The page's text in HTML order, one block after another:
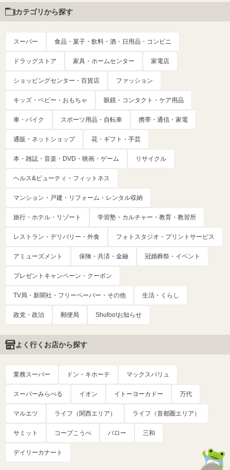
カテゴリから探す
スーパー 食品・菓子・飲料・酒・日用品・コンビニ
ドラッグストア 家具・ホームセンター 家電店
ショッピングセンター・百貨店 ファッション
キッズ・ベビー・おもちゃ 眼鏡・コンタクト・ケア用品
車・バイク スポーツ用品・自転車 携帯・通信・家電
通販・ネットショップ 花・ギフト・手芸
本・雑誌・音楽・DVD・映画・ゲーム リサイクル
ヘルス&ビューティ・フィットネス
マンション・戸建・リフォーム・レンタル収納
旅行・ホテル・リゾート 学習塾・カルチャー・教育・教習所
レストラン・デリバリー・外食 フォトスタジオ・プリントサービス
アミューズメント 保険・共済・金融 冠婚葬祭・イベント
プレゼントキャンペーン・クーポン
TV局・新聞社・フリーペーパー・その他 生活・くらし
政党・政治 郵便局 Shufoo!お知らせ
よく行くお店から探す
業務スーパー ドン・キホーテ マックスバリュ
スーパーみらべる イオン イトーヨーカドー 万代
マルエツ ライフ（関西エリア） ライフ（首都圏エリア）
サミット コープこうべ バロー 三和
デイリーカナート